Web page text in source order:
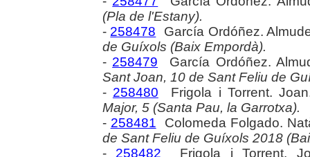
(Pla de l'Estany).
- 258478 García Ordóñez.
de Guíxols (Baix Empordà).
- 258479 García Ordóñez.
Sant Joan, 10 de Sant Feliu de
- 258480 Frigola i Torrent.
Major, 5 (Santa Pau, la Garrotxa).
- 258481 Colomeda Folgado.
de Sant Feliu de Guíxols 2018
- 258482 Frigola i Torrent.